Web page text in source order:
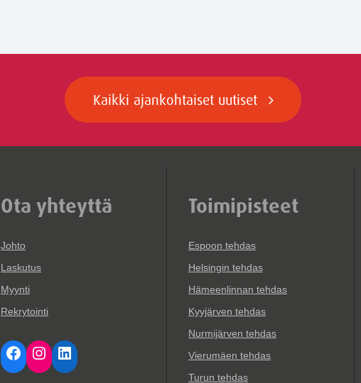
Kaikki ajankohtaiset uutiset
Ota yhteyttä
Johto
Laskutus
Myynti
Rekrytointi
Facebook
Instagram
LinkedIn
Toimipisteet
Espoon tehdas
Helsingin tehdas
Hämeenlinnan tehdas
Kyyjärven tehdas
Nurmijärven tehdas
Vierumäen tehdas
Turun tehdas